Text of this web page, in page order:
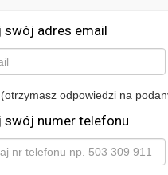
swój adres email
odpowiedzi na
swój numer telefonu